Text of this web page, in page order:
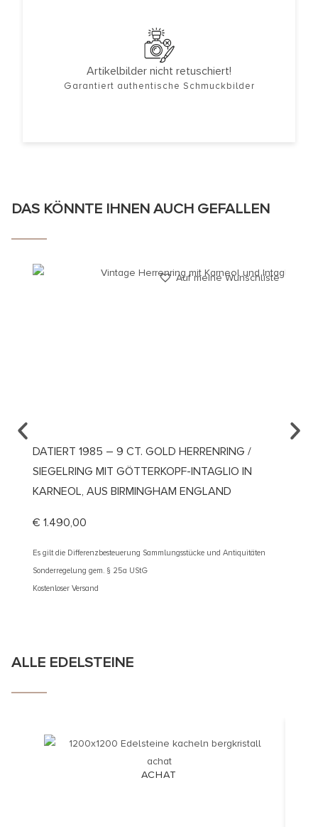
Artikelbilder nicht retuschiert!
Garantiert authentische Schmuckbilder
DAS KÖNNTE IHNEN AUCH GEFALLEN
Auf meine Wunschliste
DATIERT 1985 – 9 CT. GOLD HERRENRING /
SIEGELRING MIT GÖTTERKOPF-INTAGLIO IN
KARNEOL, AUS BIRMINGHAM ENGLAND
€ 1.490,00
Es gilt die Differenzbesteuerung Sammlungsstücke und Antiquitäten
Sonderregelung gem. § 25a UStG
Kostenloser Versand
ALLE EDELSTEINE
ACHAT